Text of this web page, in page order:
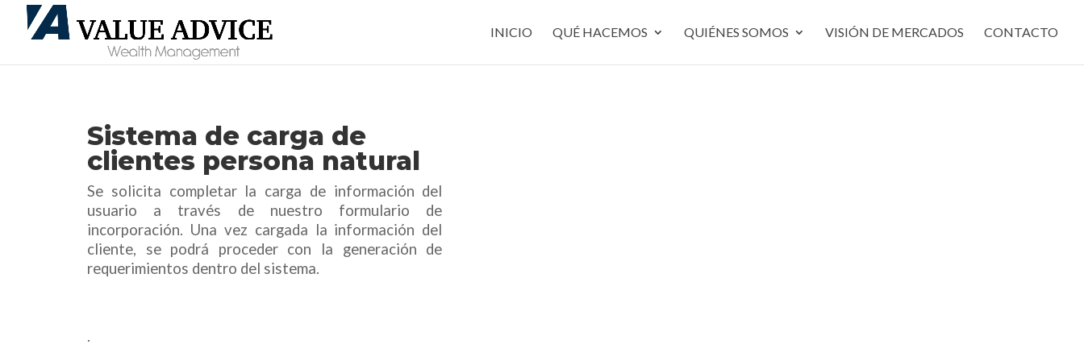
INICIO QUÉ HACEMOS QUIÉNES SOMOS VISIÓN DE MERCADOS CONTACTO
Sistema de carga de
clientes persona natural
Se solicita completar la carga de información del
usuario a través de nuestro formulario de
incorporación. Una vez cargada la información del
cliente, se podrá proceder con la generación de
requerimientos dentro del sistema.
.